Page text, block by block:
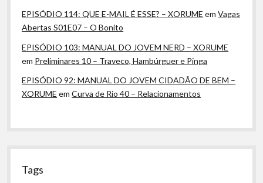
EPISÓDIO 114: QUE E-MAIL É ESSE? – XORUME emVagas
Abertas S01E07 – O Bonito
EPISÓDIO 103: MANUAL DO JOVEM NERD – XORUME
em Preliminares 10 – Traveco, Hambúrguer e Pinga
EPISÓDIO 92: MANUAL DO JOVEM CIDADÃO DE BEM –
XORUME emCurva de Rio 40 – Relacionamentos
Tags